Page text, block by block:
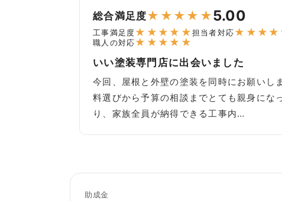
総合満足度★ ★ ★ ★ ★5.00
工事満足度★ ★ ★ ★ ★担当者対応★ ★ ★ ★
職人の対応★ ★ ★ ★ ★
いい塗装専門店に出会いました
今回、屋根と外壁の塗装を同時にお願いし
料選びから予算の相談までとても親身にな
り、家族全員が納得できる工事内…
助成金